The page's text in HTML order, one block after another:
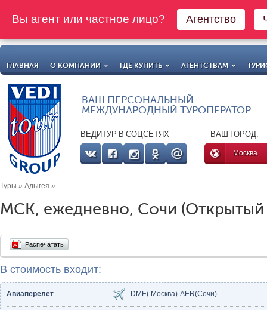
Вы агент или частное лицо? Агентство
ГЛАВНАЯ О КОМПАНИИ ГДЕ КУПИТЬ АГЕНТСТВАМ
ВАШ ПЕРСОНАЛЬНЫЙ
МЕЖДУНАРОДНЫЙ ТУРОПЕРАТОР
ВЕДИТУР В СОЦСЕТЯХ ВАШ ГОРОД:
Москва
Туры » Адыгея »
МСК, ежедневно, Сочи (Открытый
Распечатать
В стоимость входит:
Авиаперелет DME( Москва)-AER(Сочи)